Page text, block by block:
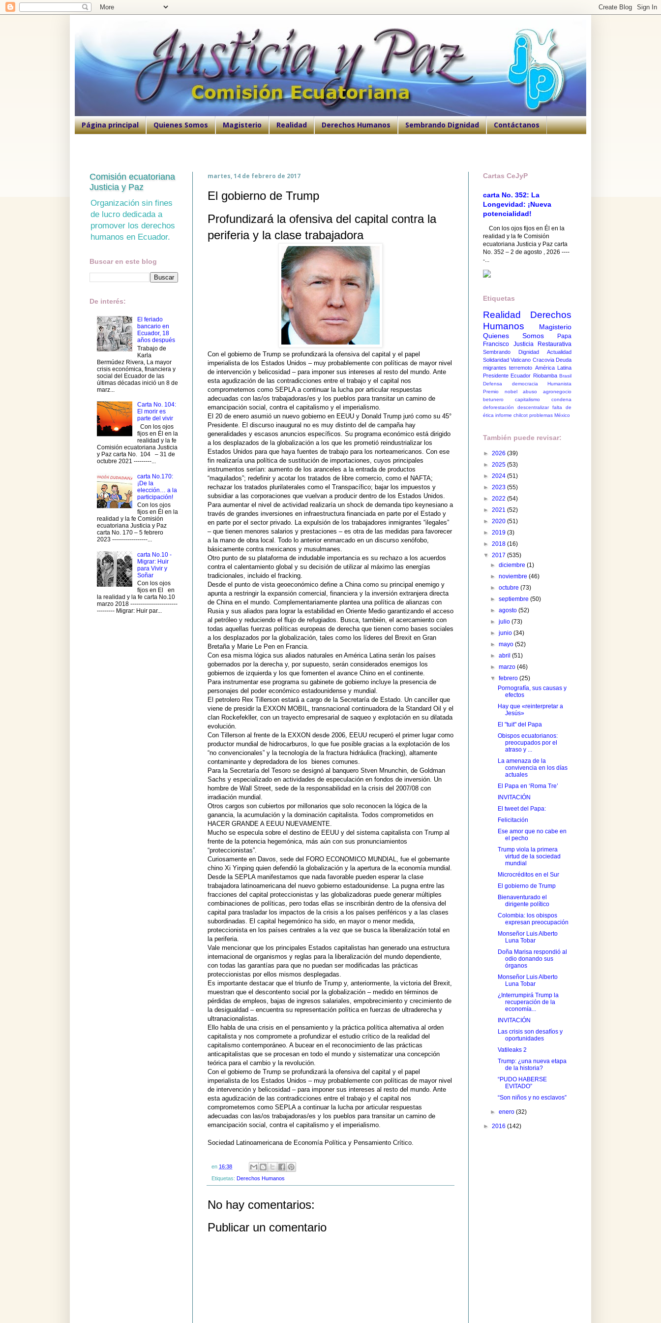
Página principal Quienes Somos Magisterio Realidad Derechos Humanos Sembrando Dignidad Contáctanos
martes, 14 de febrero de 2017
El gobierno de Trump
Profundizará la ofensiva del capital contra la
periferia y la clase trabajadora
Con el gobierno de Trump se profundizará la ofensiva del capital y el papel
imperialista de los Estados Unidos – muy probablemente con políticas de mayor nivel
de intervención y belicosidad – para imponer sus intereses al resto del mundo. Ante
esta agudización de las contradicciones entre el trabajo y el capital nos
comprometemos como SEPLA a continuar la lucha por articular respuestas
adecuadas con las/os trabajadoras/es y los pueblos para transitar un camino de
emancipación social, contra el capitalismo y el imperialismo.
El 20 de enero asumió un nuevo gobierno en EEUU y Donald Trump juró como su 45°
Presidente. El discurso inaugural no es muy distinto del de campaña hay
generalidades y escasos anuncios específicos. Su programa económico está dirigido
a los desplazados de la globalización a los que les prometió reindustrializar los
Estados Unidos para que haya fuentes de trabajo para los norteamericanos. Con ese
fin realizaría una política de sustitución de importaciones, cuyos principales
instrumentos serían: aumento de los aranceles a la entrada de productos
“maquilados”; redefinir y acotar los tratados de libre comercio, como el NAFTA;
rechazar los tratados plurilaterales como el Transpacífico; bajar los impuestos y
subsidiar a las corporaciones que vuelvan a producir dentro de los Estados Unidos.
Para aumentar el nivel de actividad realizaría un shock de demanda tipo keynesiano a
través de grandes inversiones en infraestructura financiada en parte por el Estado y
en parte por el sector privado. La expulsión de los trabajadores inmigrantes “ilegales”
– que tienen menores salarios y prestaciones – es otra de las medidas para favorecer
a la mano de obra local. Todo lo anterior enmarcado en un discurso xenófobo,
básicamente contra mexicanos y musulmanes.
Otro punto de su plataforma de indudable importancia es su rechazo a los acuerdos
contra el calentamiento global y su decisión de utilizar al máximo las energías
tradicionales, incluido el fracking.
Desde el punto de vista geoeconómico define a China como su principal enemigo y
apunta a restringir la expansión comercial, financiera y la inversión extranjera directa
de China en el mundo. Complementariamente plantea una política de alianzas con
Rusia y sus aliados para lograr la estabilidad en Oriente Medio garantizando el acceso
al petróleo y reduciendo el flujo de refugiados. Busca, también, el acercamiento con
todas aquellas fuerzas políticas europeas de derecha que tienen como bases sociales
a los desplazados por la globalización, tales como los líderes del Brexit en Gran
Bretaña y Marie Le Pen en Francia.
Con esa misma lógica sus aliados naturales en América Latina serán los países
gobernados por la derecha y, por supuesto, serán considerados enemigos los
gobiernos de izquierda y los que fomenten el avance Chino en el continente.
Para instrumentar ese programa su gabinete de gobierno incluye la presencia de
personajes del poder económico estadounidense y mundial.
El petrolero Rex Tillerson estará a cargo de la Secretaría de Estado. Un canciller que
viene de presidir la EXXON MOBIL, transnacional continuadora de la Standard Oil y el
clan Rockefekller, con un trayecto empresarial de saqueo y explotación en su dilatada
evolución.
Con Tillerson al frente de la EXXON desde 2006, EEUU recuperó el primer lugar como
productor mundial de hidrocarburos, lo que fue posible gracias a la explotación de los
“no convencionales” y la tecnología de la fractura hidráulica (fracking), altamente
contaminante y depredadora de los bienes comunes.
Para la Secretaría del Tesoro se designó al banquero Stven Mnunchin, de Goldman
Sachs y especializado en actividades de especulación en fondos de inversión. Un
hombre de Wall Street, sede de la responsabilidad en la crisis del 2007/08 con
irradiación mundial.
Otros cargos son cubiertos por millonarios que solo reconocen la lógica de la
ganancia, la acumulación y la dominación capitalista. Todos comprometidos en
HACER GRANDE A EEUU NUEVAMENTE.
Mucho se especula sobre el destino de EEUU y del sistema capitalista con Trump al
frente de la potencia hegemónica, más aún con sus pronunciamientos
“proteccionistas”.
Curiosamente en Davos, sede del FORO ECONOMICO MUNDIAL, fue el gobernante
chino Xi Yinping quien defendió la globalización y la apertura de la economía mundial.
Desde la SEPLA manifestamos que nada favorable pueden esperar la clase
trabajadora latinoamericana del nuevo gobierno estadounidense. La pugna entre las
fracciones del capital proteccionistas y las globalizadoras puede generar múltiples
combinaciones de políticas, pero todas ellas se inscribirán dentro de la ofensiva del
capital para trasladar los impactos de la crisis a los países periféricos y a las clases
subordinadas. El capital hegemónico ha sido, en mayor o menor medida,
proteccionista en los países centrales a la vez que se busca la liberalización total en
la periferia.
Vale mencionar que los principales Estados capitalistas han generado una estructura
internacional de organismos y reglas para la liberalización del mundo dependiente,
con todas las garantías para que no puedan ser modificadas las prácticas
proteccionistas por ellos mismos desplegadas.
Es importante destacar que el triunfo de Trump y, anteriormente, la victoria del Brexit,
muestran que el descontento social por la globalización – medido en términos de
pérdidas de empleos, bajas de ingresos salariales, empobrecimiento y crecimiento de
la desigualdad – encuentra su representación política en fuerzas de ultraderecha y
ultranacionalistas.
Ello habla de una crisis en el pensamiento y la práctica política alternativa al orden
capitalista y nos compromete a profundizar el estudio crítico de la realidad del
capitalismo contemporáneo. A bucear en el reconocimiento de las prácticas
anticapitalistas que se procesan en todo el mundo y sistematizar una concepción
teórica para el cambio y la revolución.
Con el gobierno de Trump se profundizará la ofensiva del capital y el papel
imperialista de los Estados Unidos – muy probablemente con políticas de mayor nivel
de intervención y belicosidad – para imponer sus intereses al resto del mundo. Ante
esta agudización de las contradicciones entre el trabajo y el capital nos
comprometemos como SEPLA a continuar la lucha por articular respuestas
adecuadas con las/os trabajadoras/es y los pueblos para transitar un camino de
emancipación social, contra el capitalismo y el imperialismo.
Sociedad Latinoamericana de Economía Política y Pensamiento Crítico.
en 16:38
Etiquetas: Derechos Humanos
No hay comentarios:
Publicar un comentario
Comisión ecuatoriana
Justicia y Paz
Organización sin fines
de lucro dedicada a
promover los derechos
humanos en Ecuador.
Buscar en este blog
De interés:
El feriado
bancario en
Ecuador, 18
años después
Trabajo de
Karla
Bermúdez Rivera, La mayor
crisis económica, financiera y
social del Ecuador de las
últimas décadas inició un 8 de
marz...
Carta No. 104:
El morir es
parte del vivir
Con los ojos
fijos en Él en la
realidad y la fe
Comisión ecuatoriana Justicia
y Paz carta No. 104 – 31 de
octubre 2021 ---------...
carta No.170:
¡De la
elección… a la
participación!
Con los ojos
fijos en Él en la
realidad y la fe Comisión
ecuatoriana Justicia y Paz
carta No. 170 – 5 febrero
2023 ------------------...
carta No.10 -
Migrar: Huir
para Vivir y
Soñar
Con los ojos
fijos en El en
la realidad y la fe carta No.10
marzo 2018 ------------------------
--------- Migrar: Huir par...
Cartas CeJyP
carta No. 352: La
Longevidad: ¡Nueva
potencialidad!
Con los ojos fijos en Él en la
realidad y la fe Comisión
ecuatoriana Justicia y Paz carta
No. 352 – 2 de agosto , 2026 ----
-...
Etiquetas
Realidad
Derechos
Humanos
Magisterio
Quienes Somos
Papa
Francisco
Justicia Restaurativa
Sembrando Dignidad
Actualidad
Solidaridad Vaticano Cracovia Deuda
migrantes terremoto América Latina
Presidente Ecuador Riobamba Brasil
Defensa democracia
Humanista
Premio nobel
abuso
agronegocio
betunero
capitalismo
condena
deforestación
descentralizar
falta de
ética informe chilcot problemas México
También puede revisar:
► 2026 (39)
► 2025 (53)
► 2024 (51)
► 2023 (55)
► 2022 (54)
► 2021 (52)
► 2020 (51)
► 2019 (3)
► 2018 (16)
▼ 2017 (535)
►diciembre(1)
►noviembre(46)
►octubre(73)
►septiembre(50)
►agosto(52)
►julio(73)
►junio(34)
►mayo(52)
►abril(51)
►marzo(46)
▼febrero(25)
Pornografía, sus causas y
efectos
Hay que «reinterpretar a
Jesús»
El "tuit" del Papa
Obispos ecuatorianos:
preocupados por el
atraso y ...
La amenaza de la
convivencia en los días
actuales
El Papa en ‘Roma Tre’
INVITACIÓN
El tweet del Papa:
Felicitación
Ese amor que no cabe en
el pecho
Trump viola la primera
virtud de la sociedad
mundial
Microcréditos en el Sur
El gobierno de Trump
Bienaventurado el
dirigente político
Colombia: los obispos
expresan preocupación
Monseñor Luis Alberto
Luna Tobar
Doña Marisa respondió al
odio donando sus
órganos
Monseñor Luis Alberto
Luna Tobar
¿Interrumpirá Trump la
recuperación de la
economía...
INVITACIÓN
Las crisis son desafíos y
oportunidades
Vatileaks 2
Trump: ¿una nueva etapa
de la historia?
“PUDO HABERSE
EVITADO”
“Son niños y no esclavos”
►enero(32)
► 2016 (142)